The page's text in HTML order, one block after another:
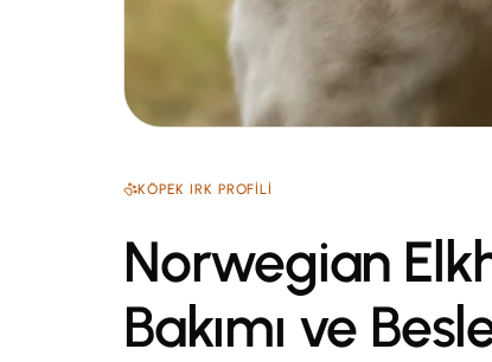
KÖPEK IRK PROFILI
Norwegian
Bakımı ve